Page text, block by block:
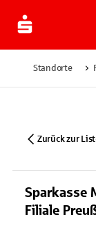
Standorte
Zurück zur
Sparkasse
Filiale